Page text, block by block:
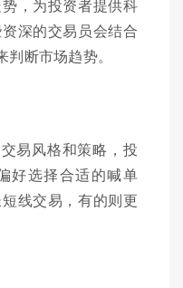
，为投资者提供科
深的交易员会结合
断市场趋势。
易风格和策略，投
好选择合适的喊单
线交易，有的则更